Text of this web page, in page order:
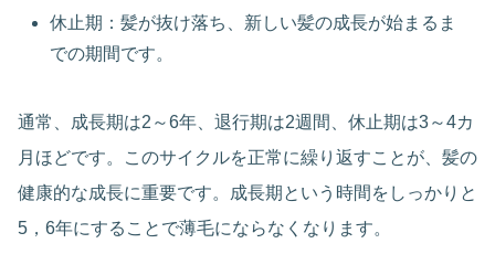
休止期：髪が抜け落ち、新しい髪の成長が始まるま
での期間です。
通常、成長期は2～6年、退行期は2週間、休止期は3～4カ
月ほどです。このサイクルを正常に繰り返すことが、髪の
健康的な成長に重要です。成長期という時間をしっかりと
5，6年にすることで薄毛にならなくなります。